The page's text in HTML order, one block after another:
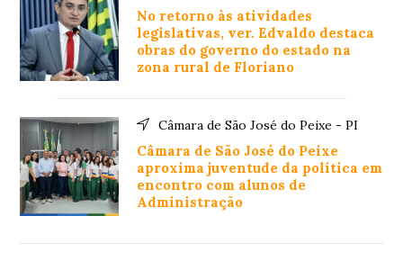
No retorno às atividades
legislativas, ver. Edvaldo destaca
obras do governo do estado na
zona rural de Floriano
Câmara de São José do Peixe - PI
Câmara de São José do Peixe
aproxima juventude da política em
encontro com alunos de
Administração